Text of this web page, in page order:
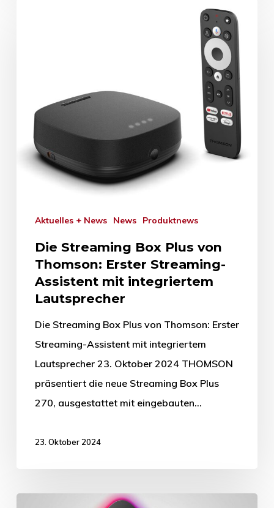
Aktuelles + News News Produktnews
Die Streaming Box Plus von
Thomson: Erster Streaming-
Assistent mit integriertem
Lautsprecher
Die Streaming Box Plus von Thomson: Erster
Streaming-Assistent mit integriertem
Lautsprecher 23. Oktober 2024 THOMSON
präsentiert die neue Streaming Box Plus
270, ausgestattet mit eingebauten…
23. Oktober 2024